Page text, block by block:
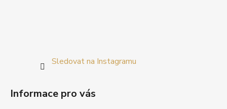
Sledovat na Instagramu
Informace pro vás